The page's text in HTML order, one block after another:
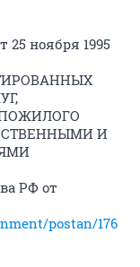
25 ноября 1995
И
РФ от
postan/176